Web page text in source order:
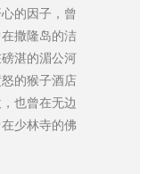
的因子，曾
撒隆岛的洁
湛的湄公河
的猴子酒店
也曾在无边
少林寺的佛